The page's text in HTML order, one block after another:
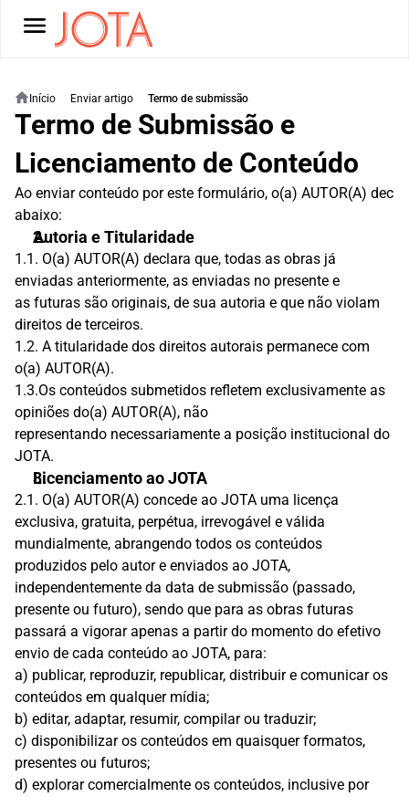
Início Enviar artigo Termo de submissão
Termo de Submissão e
Licenciamento de Conteúdo
Ao enviar conteúdo por este formulário, o(a) AUTOR(A)
abaixo:
Autoria e Titularidade
1.1. O(a) AUTOR(A) declara que, todas as obras já
enviadas anteriormente, as enviadas no presente e
as futuras são originais, de sua autoria e que não violam
direitos de terceiros.
1.2. A titularidade dos direitos autorais permanece com
o(a) AUTOR(A).
1.3.Os conteúdos submetidos refletem exclusivamente as
opiniões do(a) AUTOR(A), não
representando necessariamente a posição institucional do
JOTA.
Licenciamento ao JOTA
2.1. O(a) AUTOR(A) concede ao JOTA uma licença
exclusiva, gratuita, perpétua, irrevogável e válida
mundialmente, abrangendo todos os conteúdos
produzidos pelo autor e enviados ao JOTA,
independentemente da data de submissão (passado,
presente ou futuro), sendo que para as obras futuras
passará a vigorar apenas a partir do momento do efetivo
envio de cada conteúdo ao JOTA, para:
a) publicar, reproduzir, republicar, distribuir e comunicar os
conteúdos em qualquer mídia;
b) editar, adaptar, resumir, compilar ou traduzir;
c) disponibilizar os conteúdos em quaisquer formatos,
presentes ou futuros;
d) explorar comercialmente os conteúdos, inclusive por